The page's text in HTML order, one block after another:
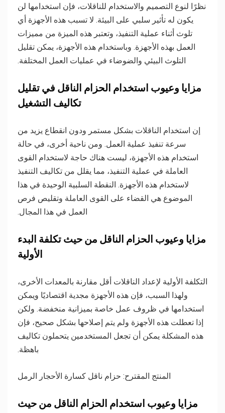
نظرًا لنوع التصميم والاستخدام للناقلات، فإن استخدامها لن
يكون له تأثير سلبي على البيئة. لا تسبب هذه الأجهزة أي
تلوث أثناء عملية التنفيذ، وتعتبر هذه الميزة من مميزات
العمل بهذه الأجهزة. وباستخدام هذه الأجهزة، يمكن تقليل
التلوث البيئي والضوضاء في عمليات العمل المختلفة.
مزايا وعيوب استخدام الحزام الناقل في تقليل
تكاليف التشغيل
إن استخدام الناقلات بشكل مستمر ودون انقطاع يزيد من
سرعة تنفيذ عملية العمل. ومن ناحية أخرى، في حالة
استخدام هذه الأجهزة، ليست هناك حاجة لاستخدام القوى
العاملة في عملية التنفيذ، مما يقلل من تكاليف التنفيذ
لاستخدام هذه الأجهزة. النقطة السلبية الوحيدة في هذا
الموضوع هي القضاء على القوى العاملة وتقليص فرص
العمل في هذا المجال.
مزايا وعيوب الحزام الناقل من حيث تكلفة البدء
الأولية
التكلفة الأولية لإعداد الناقلات أقل مقارنة بالمعدات الأخرى،
ولهذا السبب، فإن هذه الأجهزة مجدية اقتصاديًا ويمكن
استخدامها في ظروف عمل خاصة بميزانية منخفضة. ولكن
إذا تعطلت هذه الأجهزة ولم يتم إصلاحها بشكل صحيح، فإن
هذه المشكلة يمكن أن تجعل المستخدمين يتحملون تكاليف
باهظة.
المنتج المقترح: حزام ناقل كسارة الأحجار الرمل
مزايا وعيوب استخدام الحزام الناقل من حيث